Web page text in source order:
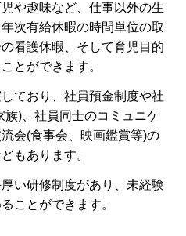
や趣味など、仕事以外の生
次有給休暇の時間単位の取
看護休暇、そして育児目的
とができます。
ており、社員預金制度や社
族)、社員同士のコミュニケ
会(食事会、映画鑑賞等)の
もあります。
い研修制度があり、未経験
ことができます。